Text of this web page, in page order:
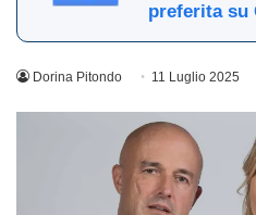
preferita su
Dorina Pitondo 11 Luglio 2025